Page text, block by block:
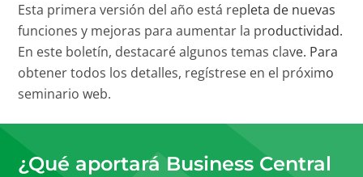
Esta primera versión del año está repleta de nuevas
funciones y mejoras para aumentar la productividad.
En este boletín, destacaré algunos temas clave. Para
obtener todos los detalles, regístrese en el próximo
seminario web.
¿Qué aportará Business Central